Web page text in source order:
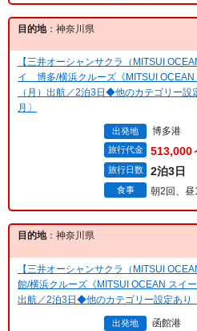
目的地：神奈川県
【三井オーシャンサクラ（MITSUI
イ 博多/横浜クルーズ《MITSUI OCEAN
（月）出航／2泊3日◆他のカテゴリー
月〕
出発地 博多港
旅行代金 513,000
旅行日数 2泊3日
食事 朝2回、昼
目的地：神奈川県
【三井オーシャンサクラ（MITSUI
館/横浜クルーズ《MITSUI OCEAN スイ
出航／2泊3日◆他のカテゴリー設定あり
出発地 函館港